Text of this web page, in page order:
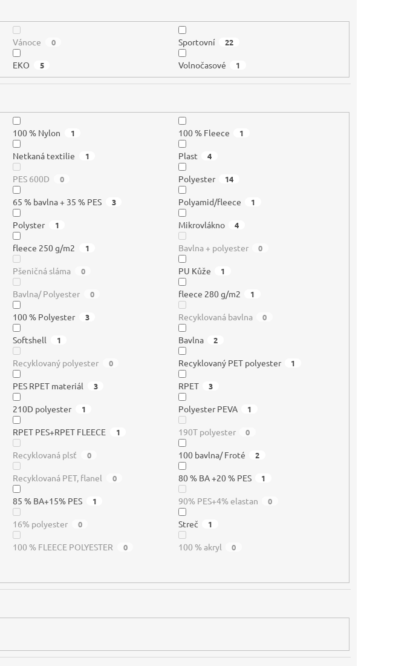
Vánoce 0 Sportovní 22
EKO 5 Volnočasové 1
100 % Nylon 1 100 % Fleece 1
Netkaná textilie 1 Plast 4
PES 600D 0 Polyester 14
65 % bavlna + 35 % PES 3 Polyamid/fleece 1
Polyster 1 Mikrovlákno 4
fleece 250 g/m2 1 Bavlna + polyester 0
Pšeničná sláma 0 PU Kůže 1
Bavlna/ Polyester 0 fleece 280 g/m2 1
100 % Polyester 3 Recyklovaná bavlna 0
Softshell 1 Bavlna 2
Recyklovaný polyester 0 Recyklovaný PET polyester 1
PES RPET materiál 3 RPET 3
210D polyester 1 Polyester PEVA 1
RPET PES+RPET FLEECE 1 190T polyester 0
Recyklovaná plsť 0 100 bavlna/ Froté 2
Recyklovaná PET, flanel 0 80 % BA +20 % PES 1
85 % BA+15% PES 1 90% PES+4% elastan 0
16% polyester 0 Streč 1
100 % FLEECE POLYESTER 0 100 % akryl 0